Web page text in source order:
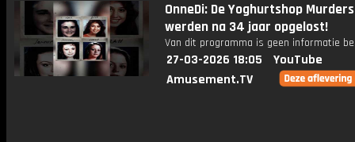
OnneDi: De Yoghurtshop Murders
werden na 34 jaar opgelost!
Van dit programma is geen informatie
27-03-2026 18:05
YouTube
Amusement.TV